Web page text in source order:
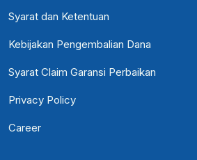
Syarat dan Ketentuan
Kebijakan Pengembalian Dana
Syarat Claim Garansi Perbaikan
Privacy Policy
Career